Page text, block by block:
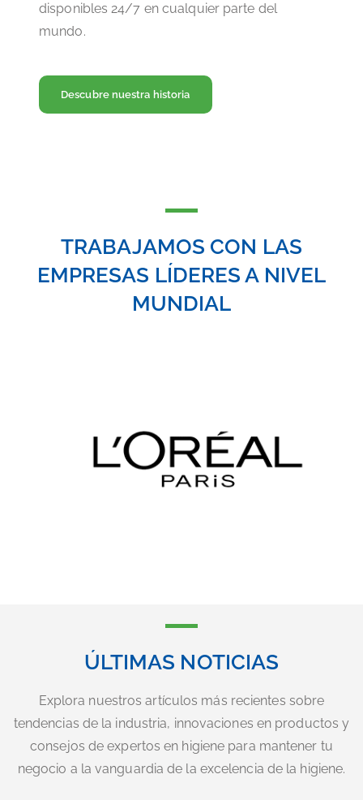
disponibles 24/7 en cualquier parte del
mundo.
Descubre nuestra historia
TRABAJAMOS CON LAS
EMPRESAS LÍDERES A NIVEL
MUNDIAL
ÚLTIMAS NOTICIAS
Explora nuestros artículos más recientes sobre
tendencias de la industria, innovaciones en productos y
consejos de expertos en higiene para mantener tu
negocio a la vanguardia de la excelencia de la higiene.